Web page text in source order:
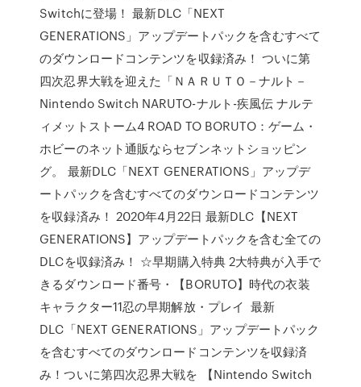
Switchに登場！ 最新DLC「NEXT
GENERATIONS」アップデートパックを含むすべて
のダウンロードコンテンツを収録済み！ ついに第
四次忍界大戦を迎えた「ＮＡＲＵＴＯ－ナルト－
Nintendo Switch NARUTO-ナルト-疾風伝 ナルテ
ィメットストーム4 ROAD TO BORUTO：ゲーム・
ホビーのネット通販ならセブンネットショッピン
グ。 最新DLC「NEXT GENERATIONS」アップデ
ートパックを含むすべてのダウンロードコンテンツ
を収録済み！ 2020年4月22日 最新DLC【NEXT
GENERATIONS】アップデートパックを含む全ての
DLCを収録済み！ ☆早期購入特典 2大特典が入手で
きるダウンロード番号・【BORUTO】時代の衣装
キャラクター11忍の早期解放・プレイ 最新
DLC「NEXT GENERATIONS」アップデートパック
を含むすべてのダウンロードコンテンツを収録済
み！ついに第四次忍界大戦を 【Nintendo Switch